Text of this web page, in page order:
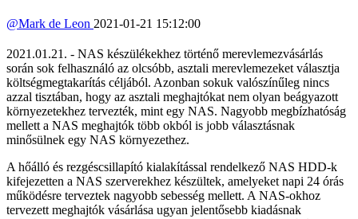
@Mark de Leon 2021-01-21 15:12:00
2021.01.21. - NAS készülékekhez történő merevlemezvásárlás
során sok felhasználó az olcsóbb, asztali merevlemezeket választja
költségmegtakarítás céljából. Azonban sokuk valószínűleg nincs
azzal tisztában, hogy az asztali meghajtókat nem olyan beágyazott
környezetekhez tervezték, mint egy NAS. Nagyobb megbízhatóság
mellett a NAS meghajtók több okból is jobb választásnak
minősülnek egy NAS környezethez.
A hőálló és rezgéscsillapító kialakítással rendelkező NAS HDD-k
kifejezetten a NAS szerverekhez készültek, amelyeket napi 24 órás
működésre terveztek nagyobb sebesség mellett. A NAS-okhoz
tervezett meghajtók vásárlása ugyan jelentősebb kiadásnak